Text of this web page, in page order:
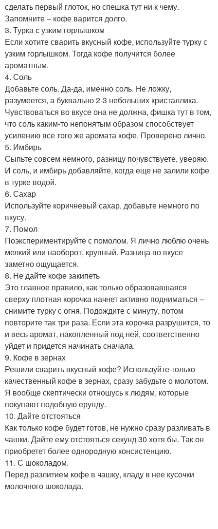
сделать первый глоток, но спешка тут ни к чему.
Запомните – кофе варится долго.
3. Турка с узким горлышком
Если хотите сварить вкусный кофе, используйте турку с
узким горлышком. Тогда кофе получится более
ароматным.
4. Соль
Добавьте соль. Да-да, именно соль. Не ложку,
разумеется, а буквально 2-3 небольших кристаллика.
Чувствоваться во вкусе она не должна, фишка тут в том,
что соль каким-то непонятым образом способствует
усилению все того же аромата кофе. Проверено лично.
5. Имбирь
Сыпьте совсем немного, разницу почувствуете, уверяю.
И соль, и имбирь добавляйте, когда еще не залили кофе
в турке водой.
6. Сахар
Используйте коричневый сахар, добавьте немного по
вкусу.
7. Помол
Поэкспериментируйте с помолом. Я лично люблю очень
мелкий или наоборот, крупный. Разница во вкусе
заметно ощущается.
8. Не дайте кофе закипеть
Это главное правило, как только образовавшаяся
сверху плотная корочка начнет активно подниматься –
снимите турку с огня. Подождите с минуту, потом
повторите так три раза. Если эта корочка разрушится, то
и весь аромат, накопленный под ней, соответственно
уйдет и придется начинать сначала.
9. Кофе в зернах
Решили сварить вкусный кофе? Используйте только
качественный кофе в зернах, сразу забудьте о молотом.
Я вообще скептически отношусь к людям, которые
покупают подобную ерунду.
10. Дайте отстояться
Как только кофе будет готов, не нужно сразу разливать в
чашки. Дайте ему отстояться секунд 30 хотя бы. Так он
приобретет более однородную консистенцию.
11. С шоколадом.
Перед разлитием кофе в чашку, кладу в нее кусочки
молочного шоколада.